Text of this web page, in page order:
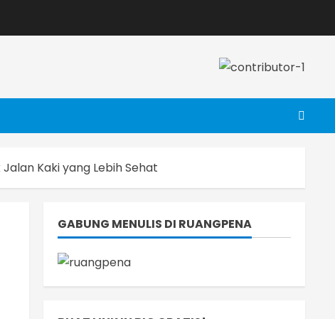
Kaki yang Lebih Sehat
GABUNG MENULIS DI RUANGPENA